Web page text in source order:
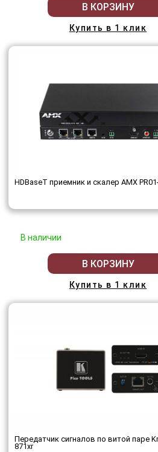
В КОРЗИНУ
Купить в 1 клик
HDBaseT приемник и скалер AMX
В наличии
В КОРЗИНУ
Купить в 1 клик
Передатчик сигналов по витой паре
871xr